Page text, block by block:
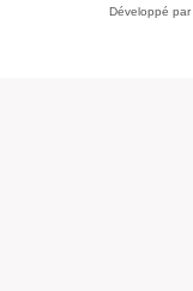
Développé par